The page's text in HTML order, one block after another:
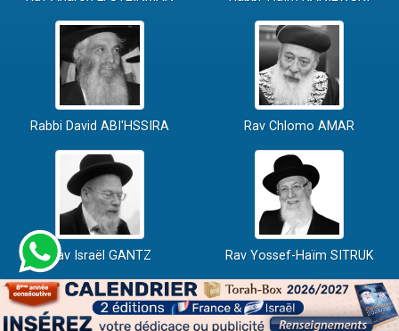
Rabbi David ABI'HSSIRA Rav Chlomo AMAR
Rav Israël GANTZ Rav Yossef-Haïm SITRUK